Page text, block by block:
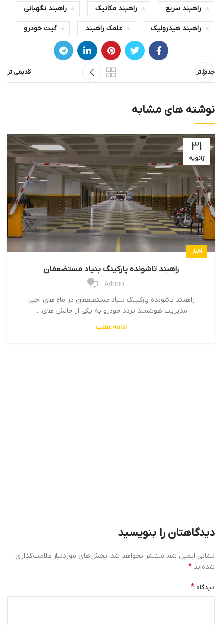
راهبند سریع راهبند مکانیک راهبند نگهبانی
راهبند هیدرولیک علمک راهبند گیت خودرو
جدیدتر قدیمی تر
نوشته های مشابه
31
ژانویه
اخبار
راهبند تاشونده پارکینگ بنیاد مستضعفان
Admin
0
راهبند تاشونده پارکینگ بنیاد مستضعفان در ماه های اخیر،
مدیریت هوشمند تردد خودرو به یکی از چالش های ...
ادامه مطلب
دیدگاهتان را بنویسید
نشانی ایمیل شما منتشر نخواهد شد. بخش‌های موردنیاز علامت‌گذاری
شده‌اند *
دیدگاه *